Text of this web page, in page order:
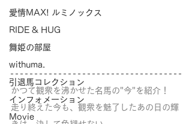
愛情MAX! ルミノックス
RIDE & HUG
舞姫の部屋
withuma.
引退馬コレクション
インフォメーション
Movie
かつて観衆を沸かせた名馬の"今"を紹介！
走り終えた今も、観衆を魅了したあの日の輝